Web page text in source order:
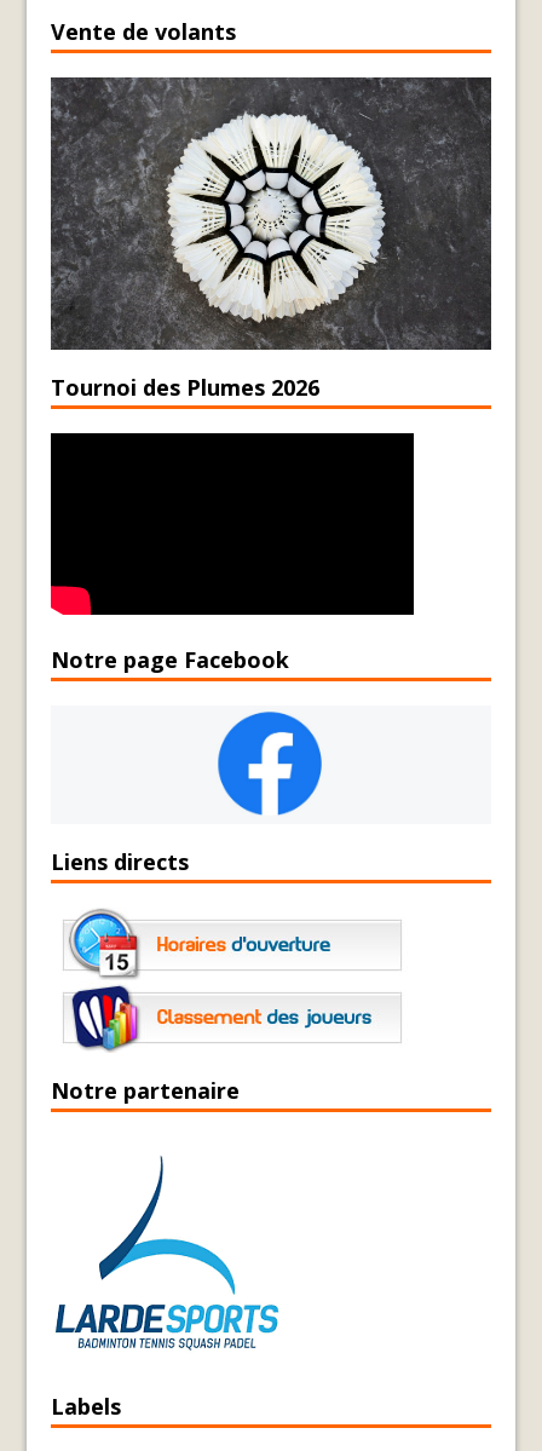
Vente de volants
Tournoi des Plumes 2026
Notre page Facebook
Liens directs
Notre partenaire
Labels